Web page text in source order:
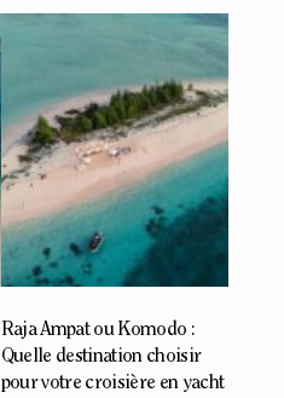
Raja Ampat ou Komodo :
Quelle destination choisir
pour votre croisière en yacht